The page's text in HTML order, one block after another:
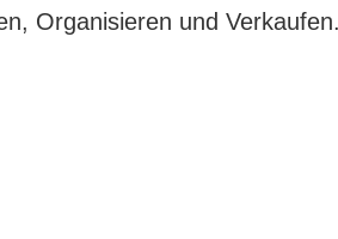
Organisieren und Verkaufen.